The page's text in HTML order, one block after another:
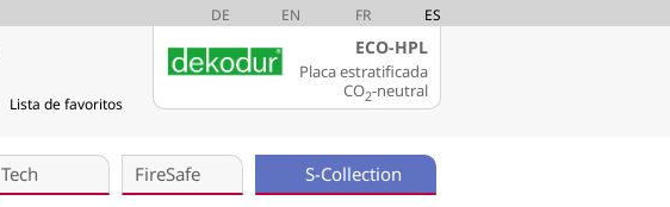
DE EN FR ES
Lista de favoritos
ECO-HPL
Placa estratificada
CO2-neutral
Tech FireSafe S-Collection